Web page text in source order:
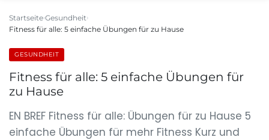
Startseite Gesundheit
Fitness für alle: 5 einfache Übungen für zu Hause
GESUNDHEIT
Fitness für alle: 5 einfache Übungen für
zu Hause
EN BREF Fitness für alle: Übungen für zu Hause 5
einfache Übungen für mehr Fitness Kurz und